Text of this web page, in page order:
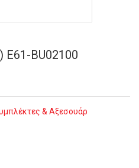
E61-BU02100
& Αξεσουάρ